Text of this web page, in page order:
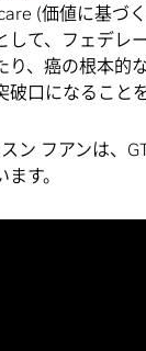
(価値に基づ
して、フェデレ
り、癌の根本的
口になること
ン フアンは、
す。